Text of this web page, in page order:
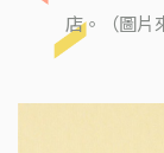
店。（圖片